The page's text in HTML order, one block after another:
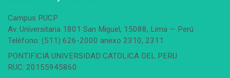
Campus PUCP
Av. Universitaria 1801 San Miguel, 15088, Lima — Perú
Teléfono: (511) 626-2000 anexo 2310, 2311
PONTIFICIA UNIVERSIDAD CATOLICA DEL PERU
RUC: 20155945860